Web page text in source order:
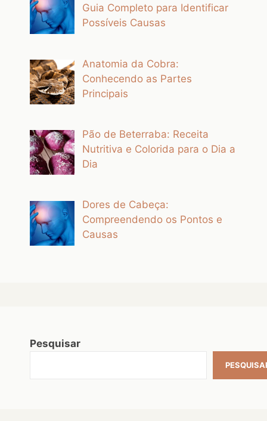
Guia Completo para Identificar
Possíveis Causas
Anatomia da Cobra:
Conhecendo as Partes
Principais
Pão de Beterraba: Receita
Nutritiva e Colorida para o Dia a
Dia
Dores de Cabeça:
Compreendendo os Pontos e
Causas
Pesquisar